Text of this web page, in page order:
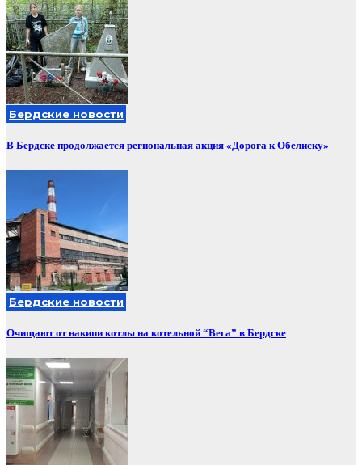
Бердские новости
В Бердске продолжается региональная акция «Дорога к Обелиску»
Бердские новости
Очищают от накипи котлы на котельной “Вега” в Бердске